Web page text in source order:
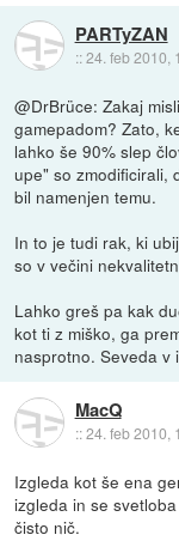
PARTyZAN
::24. feb 2010,
@DrBrüce: Zakaj
gamepadom? Zato,
lahko še 90% slep
upe" so zmodificirali,
bil namenjen temu.
In to je tudi rak, ki
so v večini
Lahko greš pa kak
kot ti z miško, ga
nasprotno. Seveda v
MacQ
::24. feb 2010,
Izgleda kot še ena
izgleda in se
čisto nič.